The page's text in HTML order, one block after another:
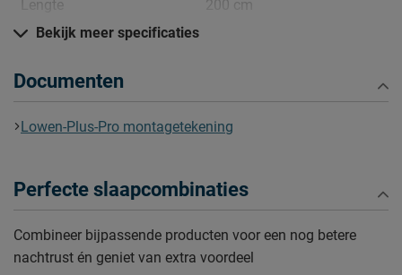
Gebruik een stofzuiger met een speciaal meubelmondstuk
om stof en vuil te verwijderen. Zo blijft je Lowen Pro er fris
nacht opnieuw!
Lengte
200 cm
Hoogte hoofdbord
Poothoogte
Specificaties boxspring
Stofgroep
Luna
Uitvoering
Vlak
Materiaal
polyester
Bekijk meer specificaties
Documenten
Lowen-Plus-Pro montagetekening
Perfecte slaapcombinaties
Combineer bijpassende producten voor een nog betere
nachtrust én geniet van extra voordeel